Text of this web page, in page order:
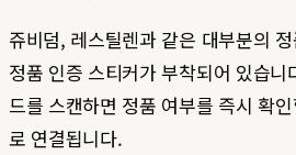
쥬비덤, 레스틸렌과 같은 대부분의
정품 인증 스티커가 부착되어 있습
드를 스캔하면 정품 여부를 즉시 확
로 연결됩니다.